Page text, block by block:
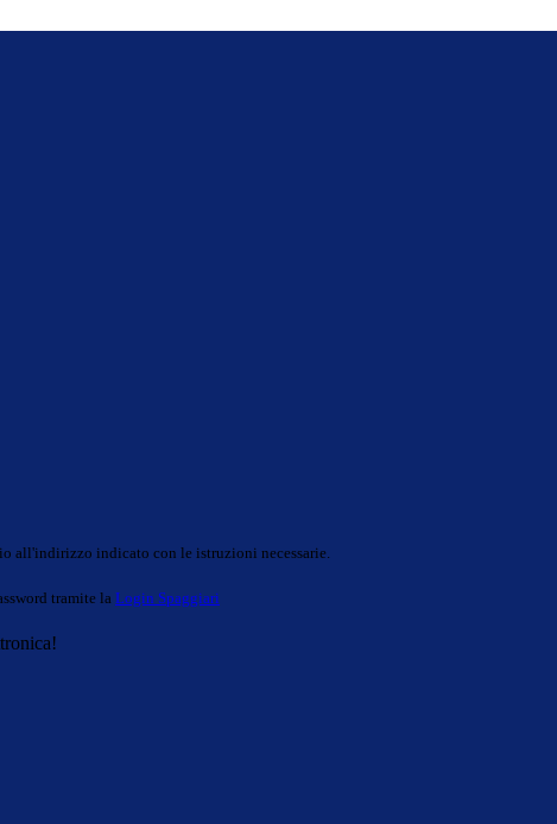
all'indirizzo indicato con le istruzioni necessarie.
tramite la Login Spaggiari